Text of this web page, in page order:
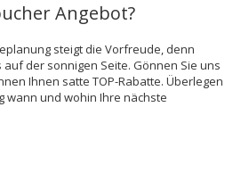
Angebot?
steigt die Vorfreude, denn
der sonnigen Seite. Gönnen Sie uns
Ihnen satte TOP-Rabatte. Überlegen
wann und wohin Ihre nächste